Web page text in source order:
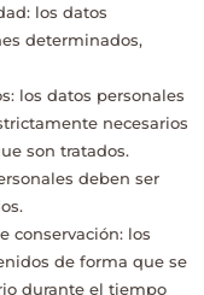
los datos
determinados,
los datos personales
necesarios
son tratados.
deben ser
conservación: los
de forma que se
durante el tiempo